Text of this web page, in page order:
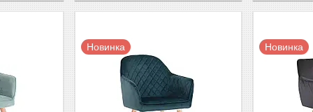
Новинка Новинка